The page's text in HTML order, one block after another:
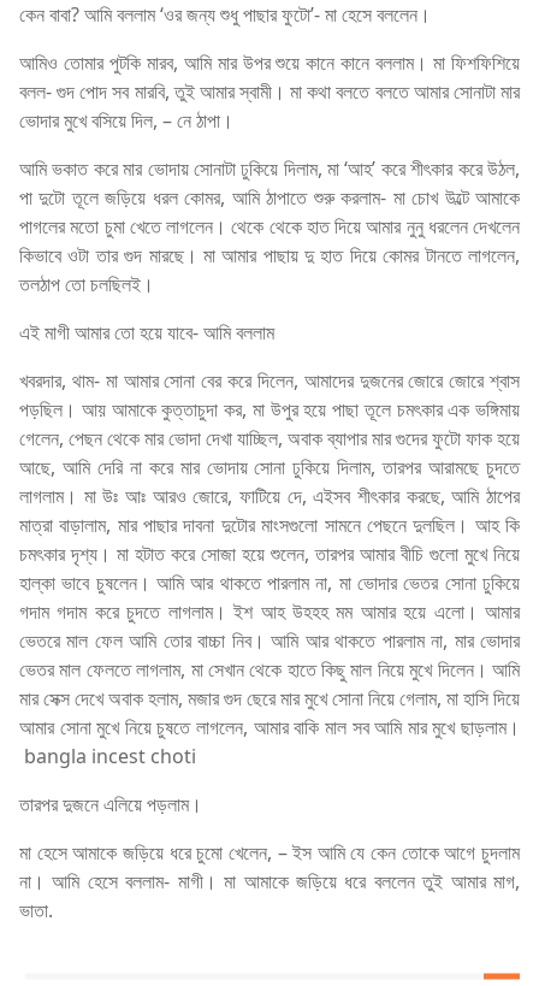
কেন বাবা? আমি বললাম ‘ওর জন্য শুধু পাছার ফুটো’- মা হেসে বললেন।
আমিও তোমার পুটকি মারব, আমি মার উপর শুয়ে কানে কানে বললাম। মা ফিশফিশিয়ে
বলল- গুদ পোদ সব মারবি, তুই আমার স্বামী। মা কথা বলতে বলতে আমার সোনাটা মার
ভোদার মুখে বসিয়ে দিল, – নে ঠাপা।
আমি ভকাত করে মার ভোদায় সোনাটা ঢুকিয়ে দিলাম, মা ‘আহ’ করে শীৎকার করে উঠল,
পা দুটো তূলে জড়িয়ে ধরল কোমর, আমি ঠাপাতে শুরু করলাম- মা চোখ উল্টে আমাকে
পাগলের মতো চুমা খেতে লাগলেন। থেকে থেকে হাত দিয়ে আমার নুনু ধরলেন দেখলেন
কিভাবে ওটা তার গুদ মারছে। মা আমার পাছায় দু হাত দিয়ে কোমর টানতে লাগলেন,
তলঠাপ তো চলছিলই।
এই মাগী আমার তো হয়ে যাবে- আমি বললাম
খবরদার, থাম- মা আমার সোনা বের করে দিলেন, আমাদের দুজনের জোরে জোরে শ্বাস
পড়ছিল। আয় আমাকে কুত্তাচুদা কর, মা উপুর হয়ে পাছা তূলে চমৎকার এক ভঙ্গিমায়
গেলেন, পেছন থেকে মার ভোদা দেখা যাচ্ছিল, অবাক ব্যাপার মার গুদের ফুটো ফাক হয়ে
আছে, আমি দেরি না করে মার ভোদায় সোনা ঢুকিয়ে দিলাম, তারপর আরামছে চুদতে
লাগলাম। মা উঃ আঃ আরও জোরে, ফাটিয়ে দে, এইসব শীৎকার করছে, আমি ঠাপের
মাত্রা বাড়ালাম, মার পাছার দাবনা দুটোর মাংসগুলো সামনে পেছনে দুলছিল। আহ কি
চমৎকার দৃশ্য। মা হটাত করে সোজা হয়ে শুলেন, তারপর আমার বীচি গুলো মুখে নিয়ে
হাল্কা ভাবে চুষলেন। আমি আর থাকতে পারলাম না, মা ভোদার ভেতর সোনা ঢুকিয়ে
গদাম গদাম করে চুদতে লাগলাম। ইশ আহ উহহহ মম আমার হয়ে এলো। আমার
ভেতরে মাল ফেল আমি তোর বাচ্চা নিব। আমি আর থাকতে পারলাম না, মার ভোদার
ভেতর মাল ফেলতে লাগলাম, মা সেখান থেকে হাতে কিছু মাল নিয়ে মুখে দিলেন। আমি
মার সেক্স দেখে অবাক হলাম, মজার গুদ ছেরে মার মুখে সোনা নিয়ে গেলাম, মা হাসি দিয়ে
আমার সোনা মুখে নিয়ে চুষতে লাগলেন, আমার বাকি মাল সব আমি মার মুখে ছাড়লাম।
bangla incest choti
তারপর দুজনে এলিয়ে পড়লাম।
মা হেসে আমাকে জড়িয়ে ধরে চুমো খেলেন, – ইস আমি যে কেন তোকে আগে চুদলাম
না। আমি হেসে বললাম- মাগী। মা আমাকে জড়িয়ে ধরে বললেন তুই আমার মাগ,
ভাতা.